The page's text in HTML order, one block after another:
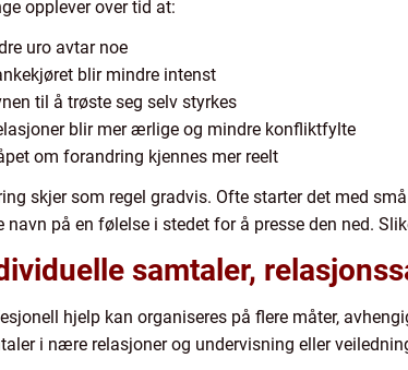
opplever over tid at:
uro avtar noe
blir mindre intenst
til å trøste seg selv styrkes
blir mer ærlige og mindre konfliktfylte
om forandring kjennes mer reelt
skjer som regel gradvis. Ofte starter det med
navn på en følelse i stedet for å presse den ned.
samtaler,
hjelp kan organiseres på flere måter,
i nære relasjoner og undervisning eller